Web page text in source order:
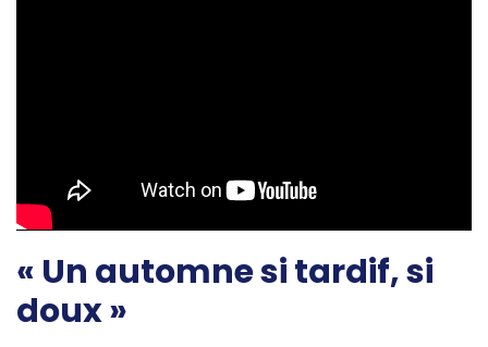
« Un automne si tardif, si
doux »